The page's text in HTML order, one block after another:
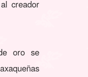
creador
oro se